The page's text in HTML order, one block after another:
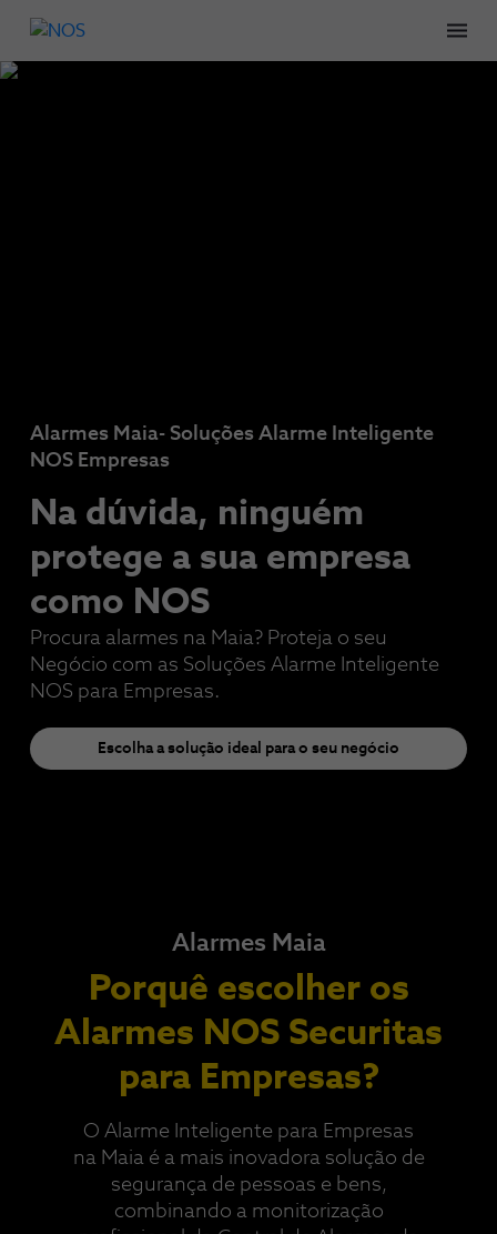
Alarmes Maia- Soluções Alarme Inteligente
NOS Empresas
Na dúvida, ninguém
protege a sua empresa​
como NOS
Procura alarmes na Maia? Proteja o seu
Negócio com as Soluções Alarme Inteligente
NOS para Empresas.
Escolha a solução ideal para o seu negócio
Alarmes Maia
Porquê escolher os
Alarmes NOS Securitas
para Empresas?
O Alarme Inteligente para Empresas
na Maia é a mais inovadora solução de
segurança de pessoas e bens,
combinando a monitorização